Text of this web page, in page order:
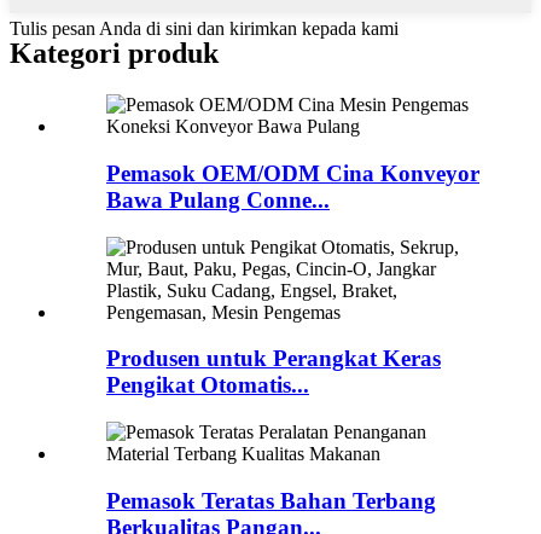
Tulis pesan Anda di sini dan kirimkan kepada kami
Kategori produk
Pemasok OEM/ODM Cina Konveyor
Bawa Pulang Conne...
Produsen untuk Perangkat Keras
Pengikat Otomatis...
Pemasok Teratas Bahan Terbang
Berkualitas Pangan...